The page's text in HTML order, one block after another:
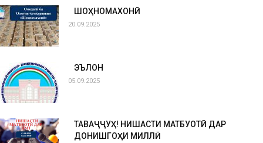
ШОҲНОМАХОНӢ
20.09.2025
ЭЪЛОН
05.09.2025
ТАВАҶҶУҲ! НИШАСТИ МАТБУОТӢ ДАР
ДОНИШГОҲИ МИЛЛӢ